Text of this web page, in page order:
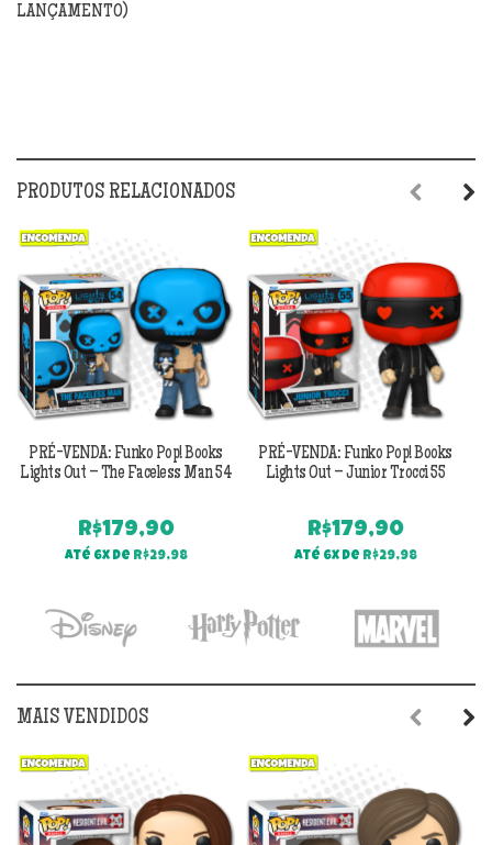
LANÇAMENTO)
PRODUTOS RELACIONADOS
PRÉ-VENDA: Funko Pop! Books
Lights Out – The Faceless Man 54
R$179,90
Até 6x de R$29,98
PRÉ-VENDA: Funko Pop! Books
Lights Out – Junior Trocci 55
R$179,90
Até 6x de R$29,98
MAIS VENDIDOS